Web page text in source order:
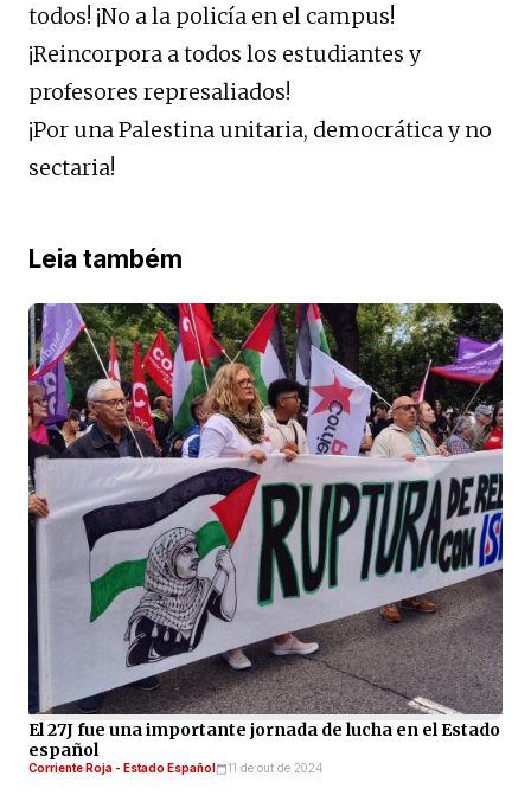
todos! ¡No a la policía en el campus!
¡Reincorpora a todos los estudiantes y
profesores represaliados!
¡Por una Palestina unitaria, democrática y no
sectaria!
Leia também
El 27J fue una importante jornada de lucha en el Estado
español
Corriente Roja - Estado Español 11 de out de 2024